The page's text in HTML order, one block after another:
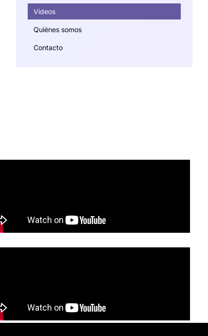
Videos
Quiénes somos
Contacto